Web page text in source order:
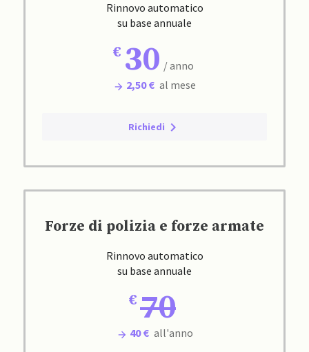
Rinnovo automatico
su base annuale
30 / anno
2,50 € al mese
Richiedi
Forze di polizia e forze armate
Rinnovo automatico
su base annuale
70
40 € all'anno